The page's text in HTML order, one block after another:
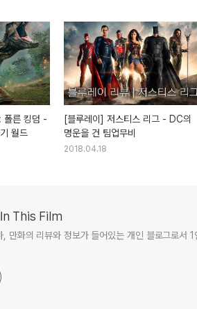
폴른 킹덤 -
월드
[블루레이] 저스티스 리그 - DC의
명운을 건 팀업무비
2018.04.18
This Film
만화의 리뷰와 정보가 들어있는 개인 블로그로서 1